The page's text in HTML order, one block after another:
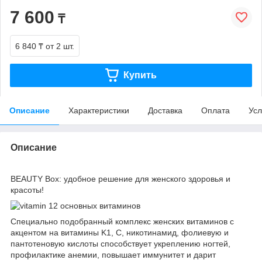
7 600 ₸
6 840 ₸ от 2 шт.
Купить
Описание Характеристики Доставка Оплата
Описание
BEAUTY Box: удобное решение для женского здоровья и
красоты!
12 основных витаминов
Специально подобранный комплекс женских витаминов с
акцентом на витамины K1, С, никотинамид, фолиевую и
пантотеновую кислоты способствует укреплению ногтей,
профилактике анемии, повышает иммунитет и дарит